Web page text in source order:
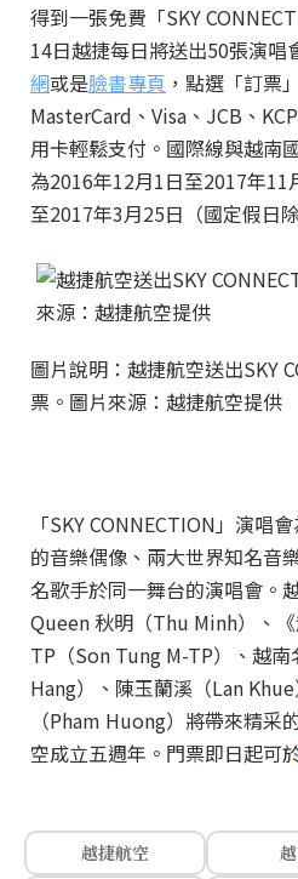
得到一張免費「SKY
14日越捷每日將送出50張演唱
網或是臉書專頁 ，點選「訂票
MasterCard、Visa、JCB、
用卡輕鬆支付。國際線與越南
為2016年12月1日至2017年11
至2017年3月25日（國定假日
圖片說明：越捷航空送出SKY
票。圖片來源：越捷航空提供
「SKY CONNECTION」演唱
的音樂偶像、兩大世界知名音
名歌手於同一舞台的演唱會。
Queen 秋明（Thu Minh）、
TP（Son Tung M-TP）、越
Hang）、陳玉蘭溪（Lan
（Pham Huong）將帶來精采
空成立五週年。門票即日起可
越捷航空